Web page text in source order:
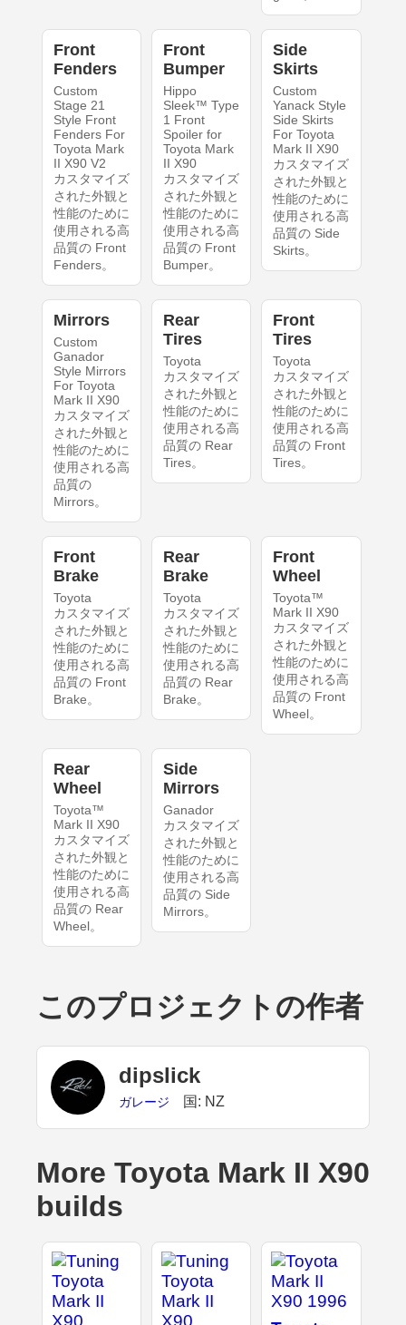
Front
Fenders
Custom
Stage 21
Style Front
Fenders For
Toyota Mark
II X90 V2
カスタマイズ
された外観と
性能のために
使用される高
品質の Front
Fenders。
Front
Bumper
Hippo
Sleek™ Type
1 Front
Spoiler for
Toyota Mark
II X90
カスタマイズ
された外観と
性能のために
使用される高
品質の Front
Bumper。
Side
Skirts
Custom
Yanack Style
Side Skirts
For Toyota
Mark II X90
カスタマイズ
された外観と
性能のために
使用される高
品質の Side
Skirts。
Mirrors
Custom
Ganador
Style Mirrors
For Toyota
Mark II X90
カスタマイズ
された外観と
性能のために
使用される高
品質の
Mirrors。
Rear
Tires
Toyota
カスタマイズ
された外観と
性能のために
使用される高
品質の Rear
Tires。
Front
Tires
Toyota
カスタマイズ
された外観と
性能のために
使用される高
品質の Front
Tires。
Front
Brake
Toyota
カスタマイズ
された外観と
性能のために
使用される高
品質の Front
Brake。
Rear
Brake
Toyota
カスタマイズ
された外観と
性能のために
使用される高
品質の Rear
Brake。
Front
Wheel
Toyota™
Mark II X90
カスタマイズ
された外観と
性能のために
使用される高
品質の Front
Wheel。
Rear
Wheel
Toyota™
Mark II X90
カスタマイズ
された外観と
性能のために
使用される高
品質の Rear
Wheel。
Side
Mirrors
Ganador
カスタマイズ
された外観と
性能のために
使用される高
品質の Side
Mirrors。
このプロジェクトの作者
dipslick
ガレージ 国: NZ
More Toyota Mark II X90
builds